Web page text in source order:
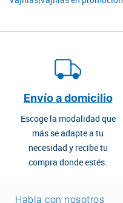
Envío a domicilio
Escoge la modalidad que
más se adapte a tu
necesidad y recibe tu
compra donde estés.
Habla con nosotros